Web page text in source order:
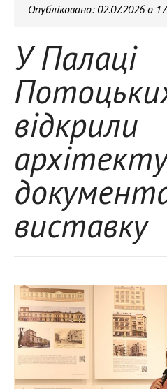
Опубліковано: 02.07.2026 о
У Палаці
відкрили
виставку